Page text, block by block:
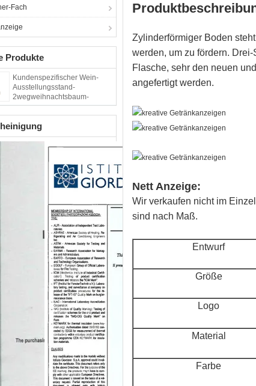
Fach
Produkte
Kundenspezifischer Wein-
Ausstellungsstand-
2wegweihnachtsbaum-
Getränkeausstellungsstand
Zylinderförmiger Boden
werden, um zu fördern.
Flasche, sehr den neuen
angefertigt werden.
Nett Anzeige:
Wir verkaufen nicht im
sind nach Maß.
Entwurf
Größe
Logo
Material
Farbe